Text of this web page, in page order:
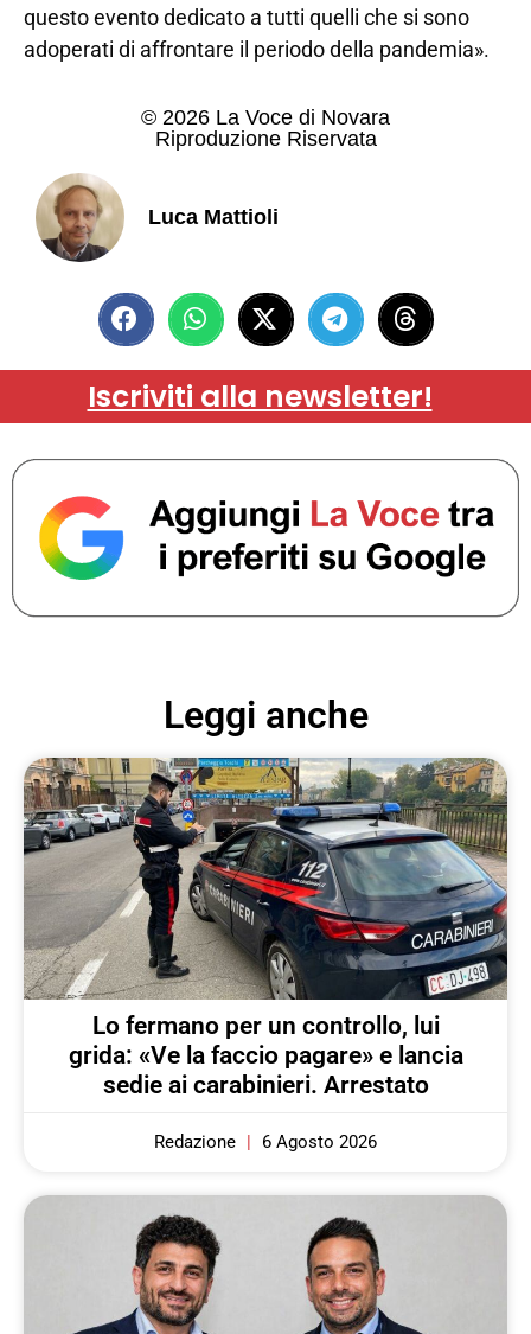
questo evento dedicato a tutti quelli che si sono
adoperati di affrontare il periodo della pandemia».
© 2026 La Voce di Novara
Riproduzione Riservata
Luca Mattioli
Iscriviti alla newsletter!
Leggi anche
Lo fermano per un controllo, lui
grida: «Ve la faccio pagare» e lancia
sedie ai carabinieri. Arrestato
Redazione 6 Agosto 2026